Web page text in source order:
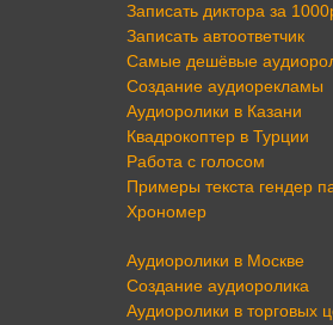
Записать диктора за
Записать автоответчик
Самые дешёвые
Создание аудиорекламы
Аудиоролики в Казани
Квадрокоптер в Турции
Работа с голосом
Примеры текста гендер
Хрономер
Аудиоролики в Москве
Создание аудиоролика
Аудиоролики в торговых